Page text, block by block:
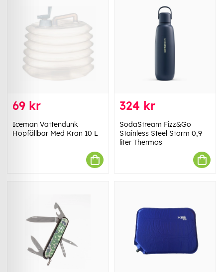
69 kr
Iceman Vattendunk
Hopfällbar Med Kran 10 L
324 kr
SodaStream Fizz&Go
Stainless Steel Storm 0,9
liter Thermos